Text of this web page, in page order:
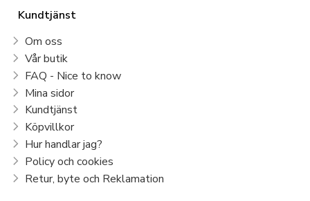
Kundtjänst
Om oss
Vår butik
FAQ - Nice to know
Mina sidor
Kundtjänst
Köpvillkor
Hur handlar jag?
Policy och cookies
Retur, byte och Reklamation